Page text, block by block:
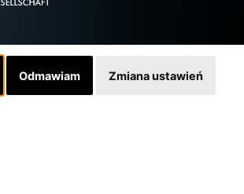
Odmawiam Zmiana ustawień